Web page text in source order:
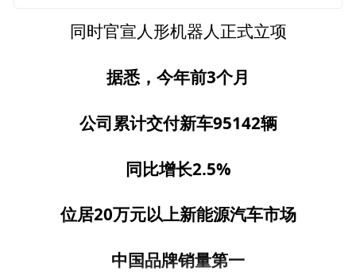
同时官宣人形机器人正式立项
据悉，今年前3个月
公司累计交付新车95142辆
同比增长2.5%
位居20万元以上新能源汽车市场
中国品牌销量第一